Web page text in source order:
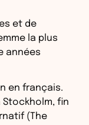
et de
la plus
années
en français.
Stockholm, fin
(The